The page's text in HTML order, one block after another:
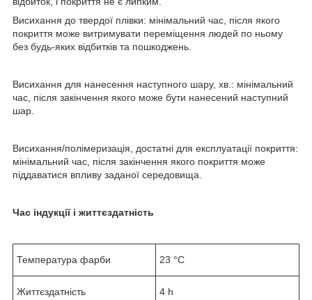
Висихання до твердої плівки: мінімальний час, після якого
покриття може витримувати переміщення людей по ньому
без будь-яких відбитків та пошкоджень.
Висихання для нанесення наступного шару, хв.: мінімальний
час, після закінчення якого може бути нанесений наступний
шар.
Висихання/полімеризація, достатні для експлуатації покриття:
мінімальний час, після закінчення якого покриття може
піддаватися впливу заданої середовища.
Час індукції і життєздатність
Температура фарби 23 °C
Життєздатність 4 h